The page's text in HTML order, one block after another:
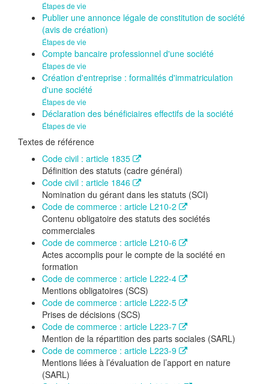
Étapes de vie
Publier une annonce légale de constitution de société
(avis de création)
Étapes de vie
Compte bancaire professionnel d'une société
Étapes de vie
Création d'entreprise : formalités d'immatriculation
d'une société
Étapes de vie
Déclaration des bénéficiaires effectifs de la société
Étapes de vie
Textes de référence
Code civil : article 1835
Définition des statuts (cadre général)
Code civil : article 1846
Nomination du gérant dans les statuts (SCI)
Code de commerce : article L210-2
Contenu obligatoire des statuts des sociétés
commerciales
Code de commerce : article L210-6
Actes accomplis pour le compte de la société en
formation
Code de commerce : article L222-4
Mentions obligatoires (SCS)
Code de commerce : article L222-5
Prises de décisions (SCS)
Code de commerce : article L223-7
Mention de la répartition des parts sociales (SARL)
Code de commerce : article L223-9
Mentions liées à l’évaluation de l’apport en nature
(SARL)